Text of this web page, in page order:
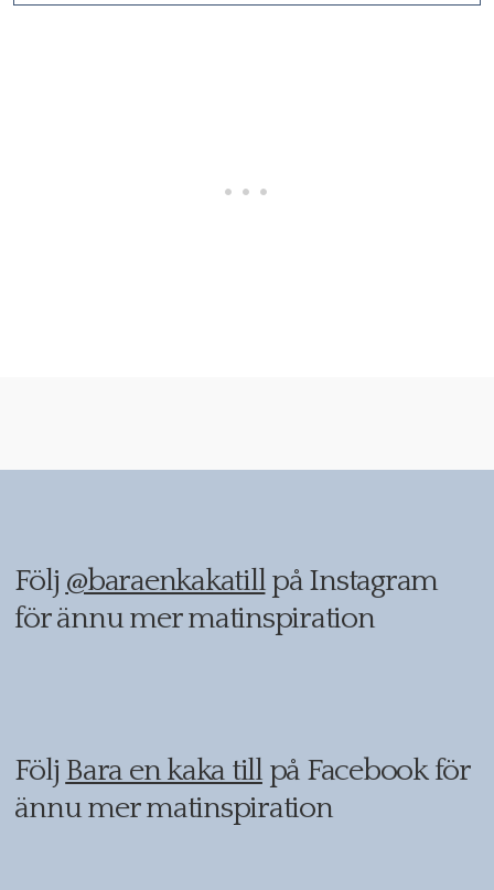
Följ @baraenkakatillpå Instagram
för ännu mer matinspiration
Följ Bara en kaka tillpå Facebook för
ännu mer matinspiration